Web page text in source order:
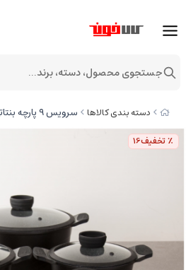
دسته بندی کالاها سرویس ۹ پارچه بنتاتی
٪ تخفیف16
جستجوی محصول، دسته، برند...